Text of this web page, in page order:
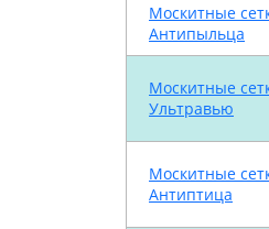
Москитные
Антипыльца
Москитные
Ультравью
Москитные
Антиптица